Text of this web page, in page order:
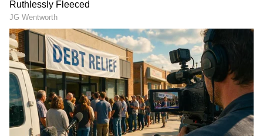
Related Articles
Toxic: ಯಶ್ ಜೊತೆಗಿನ ಆ ದೃಶ್ಯಗಳಿಗೆ ನೋ ಎಂದ್ರಾ
ಕಿಯಾರಾ? ಹರಿದಾಡಿದ ಸುದ್ದಿಗೆ ನಟಿ ಫುಲ್ ಗರಂ!